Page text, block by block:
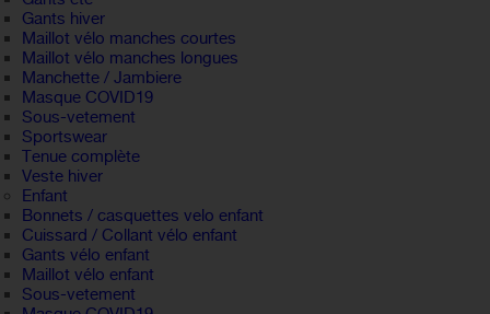
Gants hiver
Maillot vélo manches courtes
Maillot vélo manches longues
Manchette / Jambiere
Masque COVID19
Sous-vetement
Sportswear
Tenue complète
Veste hiver
Enfant
Bonnets / casquettes velo enfant
Cuissard / Collant vélo enfant
Gants vélo enfant
Maillot vélo enfant
Sous-vetement